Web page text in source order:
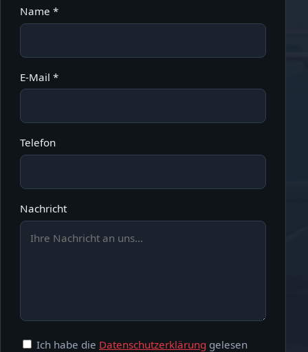
Name *
E-Mail *
Telefon
Nachricht
Ich habe die Datenschutzerklärung gelesen